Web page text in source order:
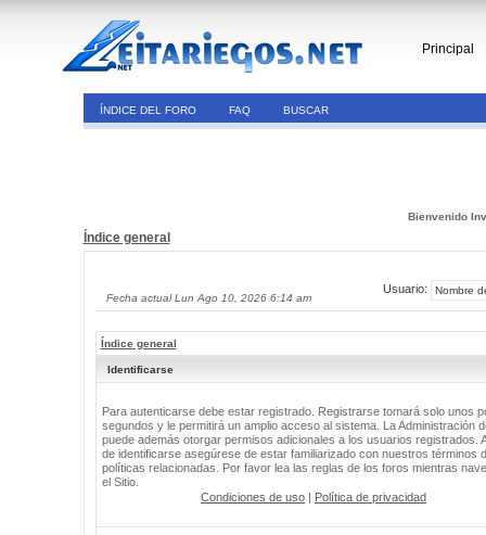
Principal
ÍNDICE DEL FORO FAQ BUSCAR
Bienvenido
Índice general
Fecha actual Lun Ago 10, 2026 6:14 am
Usuario:
Índice general
Identificarse
Para autenticarse debe estar registrado. Registrarse tomará solo unos
segundos y le permitirá un amplio acceso al sistema. La Administración
puede además otorgar permisos adicionales a los usuarios registrados.
de identificarse asegúrese de estar familiarizado con nuestros términos
políticas relacionadas. Por favor lea las reglas de los foros mientras
el Sitio.
Condiciones de uso | Política de privacidad